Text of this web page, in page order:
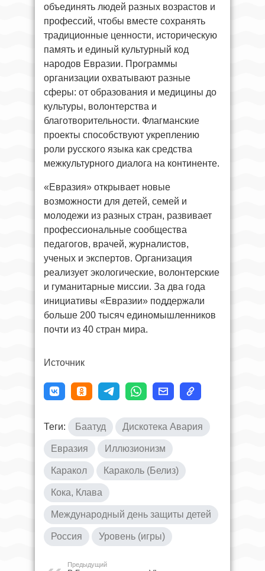
объединять людей разных возрастов и
профессий, чтобы вместе сохранять
традиционные ценности, историческую
память и единый культурный код
народов Евразии. Программы
организации охватывают разные
сферы: от образования и медицины до
культуры, волонтерства и
благотворительности. Флагманские
проекты способствуют укреплению
роли русского языка как средства
межкультурного диалога на континенте.
«Евразия» открывает новые
возможности для детей, семей и
молодежи из разных стран, развивает
профессиональные сообщества
педагогов, врачей, журналистов,
ученых и экспертов. Организация
реализует экологические, волонтерские
и гуманитарные миссии. За два года
инициативы «Евразии» поддержали
больше 200 тысяч единомышленников
почти из 40 стран мира.
Источник
Теги: Баатуд Дискотека Авария
Евразия Иллюзионизм
Каракол Караколь (Белиз)
Кока, Клава
Международный день защиты детей
Россия Уровень (игры)
Предыдущий